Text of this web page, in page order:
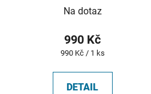
Na dotaz
990 Kč
Měrná
990 Kč / 1 ks
DETAIL